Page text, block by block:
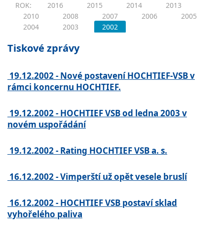
ROK: 2016 2015 2014
2013
2010
2008 2007 2006
2005
2004
2003 2002
Tiskové zprávy
19.12.2002 - Nové postavení HOCHTIEF-VSB v
rámci koncernu HOCHTIEF.
19.12.2002 - HOCHTIEF VSB od ledna 2003 v
novém uspořádání
19.12.2002 - Rating HOCHTIEF VSB a. s.
16.12.2002 - Vimperští už opět vesele bruslí
16.12.2002 - HOCHTIEF VSB postaví sklad
vyhořelého paliva